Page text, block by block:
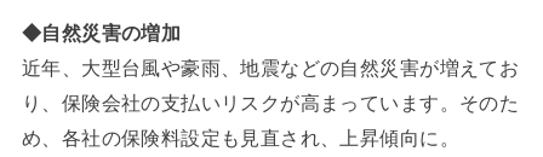
◆自然災害の増加
近年、大型台風や豪雨、地震などの自然災害が増えてお
り、保険会社の支払いリスクが高まっています。そのた
め、各社の保険料設定も見直され、上昇傾向に。